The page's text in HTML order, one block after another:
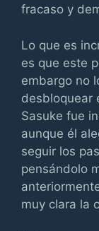
fracaso y
Lo que es
es que este
embargo no
desbloquear
Sasuke fue
aunque él
seguir los
pensándolo
muy clara la